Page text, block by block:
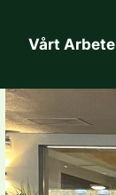
Vårt Arbete